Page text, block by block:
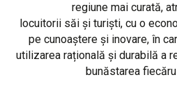
regiune mai curată,
locuitorii săi și turiști, cu o
pe cunoaștere și inovare, în
utilizarea rațională și durabilă a
bunăstarea